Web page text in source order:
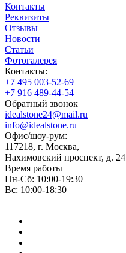
Контакты
Реквизиты
Отзывы
Новости
Статьи
Фотогалерея
Контакты:
+7 495 003-52-69
+7 916 489-44-54
Обратный звонок
idealstone24@mail.ru
info@idealstone.ru
Офис/шоу-рум:
117218, г. Москва,
Нахимовский проспект, д. 24
Время работы
Пн-Сб: 10:00-19:30
Вс: 10:00-18:30